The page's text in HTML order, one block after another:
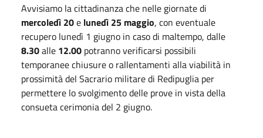
Avvisiamo la cittadinanza che nelle giornate di
mercoledì 20e lunedì 25 maggio, con eventuale
recupero lunedì 1 giugno in caso di maltempo, dalle
8.30alle 12.00 potranno verificarsi possibili
temporanee chiusure o rallentamenti alla viabilità in
prossimità del Sacrario militare di Redipuglia per
permettere lo svolgimento delle prove in vista della
consueta cerimonia del 2 giugno.